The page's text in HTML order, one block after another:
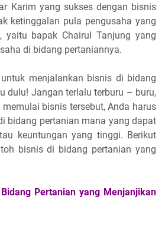
Karim yang sukses dengan bisnis
ketinggalan pula pengusaha yang
yaitu bapak Chairul Tanjung yang
di bidang pertaniannya.
menjalankan bisnis di bidang
dulu! Jangan terlalu terburu – buru,
bisnis tersebut, Anda harus
bidang pertanian mana yang dapat
keuntungan yang tinggi. Berikut
bisnis di bidang pertanian yang
Pertanian yang Menjanjikan